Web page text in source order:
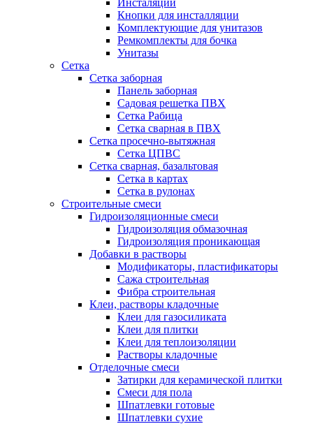
Инсталяции
Кнопки для инсталляции
Комплектующие для унитазов
Ремкомплекты для бочка
Унитазы
Сетка
Сетка заборная
Панель заборная
Садовая решетка ПВХ
Сетка Рабица
Сетка сварная в ПВХ
Сетка просечно-вытяжная
Сетка ЦПВС
Сетка сварная, базальтовая
Сетка в картах
Сетка в рулонах
Строительные смеси
Гидроизоляционные смеси
Гидроизоляция обмазочная
Гидроизоляция проникающая
Добавки в растворы
Модификаторы, пластификаторы
Сажа строительная
Фибра строительная
Клеи, растворы кладочные
Клеи для газосиликата
Клеи для плитки
Клеи для теплоизоляции
Растворы кладочные
Отделочные смеси
Затирки для керамической плитки
Смеси для пола
Шпатлевки готовые
Шпатлевки сухие